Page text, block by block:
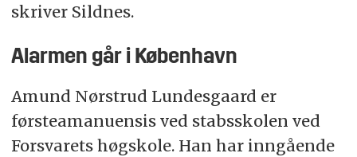
skriver Sildnes.
Alarmen går i København
Amund Nørstrud Lundesgaard er
førsteamanuensis ved stabsskolen ved
Forsvarets høgskole. Han har inngående